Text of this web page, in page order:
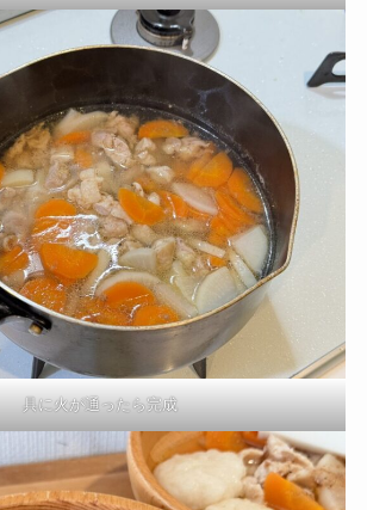
具に火が通ったら完成